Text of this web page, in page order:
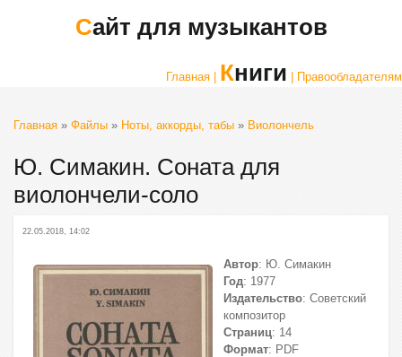
Сайт для музыкантов
Главная | Книги | Правообладателям
Главная » Файлы » Ноты, аккорды, табы » Виолончель
Ю. Симакин. Соната для
виолончели-соло
22.05.2018, 14:02
Автор: Ю. Симакин
Год: 1977
Издательство: Советский
композитор
Страниц: 14
Формат: PDF